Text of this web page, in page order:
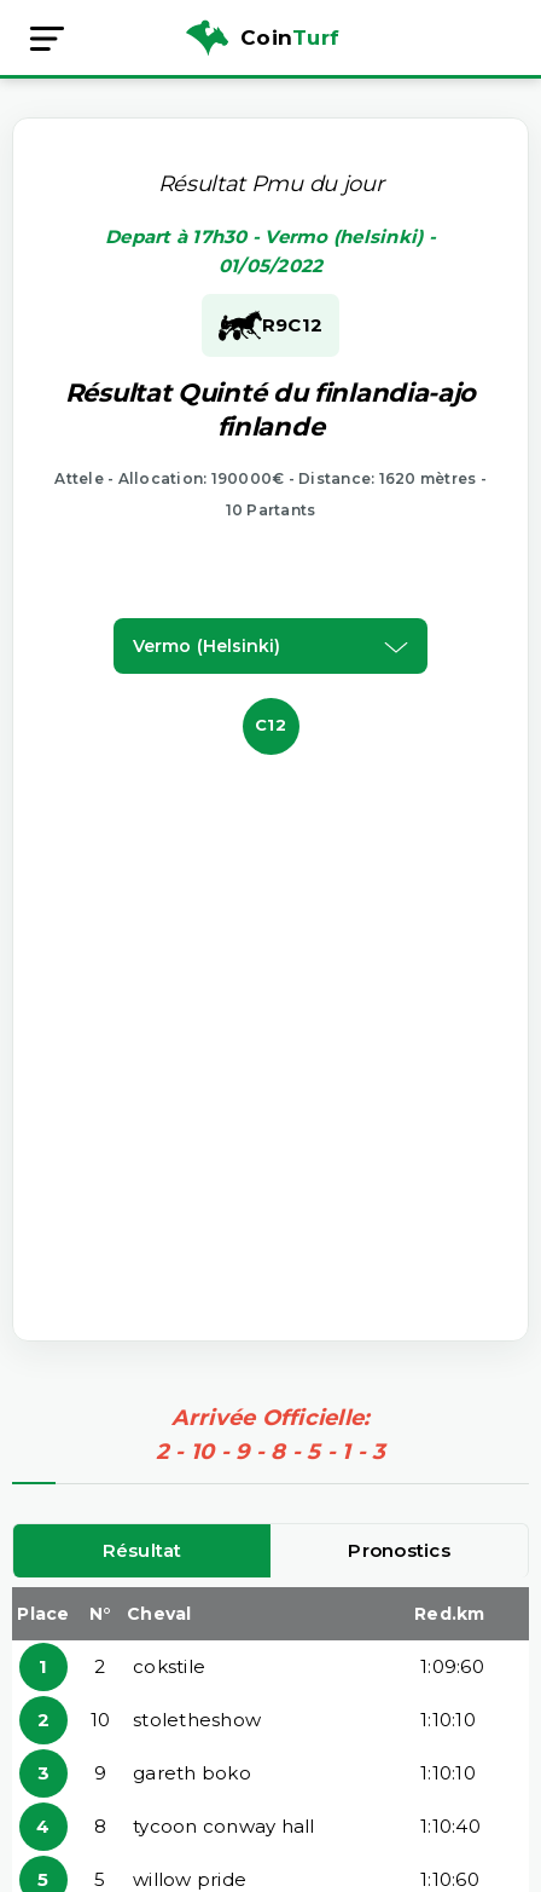
CoinTurf
Résultat Pmu du jour
Depart à 17h30 - Vermo (helsinki) -
01/05/2022
R9C12
Résultat Quinté du finlandia-ajo
finlande
Attele - Allocation: 190000€ - Distance: 1620 mètres -
10 Partants
Vermo (helsinki)
C12
Arrivée Officielle:
2 - 10 - 9 - 8 - 5 - 1 - 3
Résultat Pronostics
Place N° Cheval Red.km
1 2 cokstile 1:09:60
2 10 stoletheshow 1:10:10
3 9 gareth boko 1:10:10
4 8 tycoon conway hall 1:10:40
5 5 willow pride 1:10:60